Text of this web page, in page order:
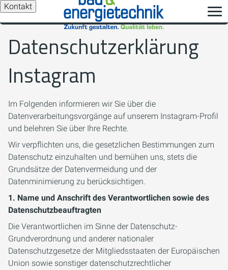
Kontakt
Datenschutzerklärung
Instagram
Im Folgenden informieren wir Sie über die
Datenverarbeitungsvorgänge auf unserem Instagram-Profil
und belehren Sie über Ihre Rechte.
Wir verpflichten uns, die gesetzlichen Bestimmungen zum
Datenschutz einzuhalten und bemühen uns, stets die
Grundsätze der Datenvermeidung und der
Datenminimierung zu berücksichtigen.
1. Name und Anschrift des Verantwortlichen sowie des
Datenschutzbeauftragten
Die Verantwortlichen im Sinne der Datenschutz-
Grundverordnung und anderer nationaler
Datenschutzgesetze der Mitgliedsstaaten der Europäischen
Union sowie sonstiger datenschutzrechtlicher